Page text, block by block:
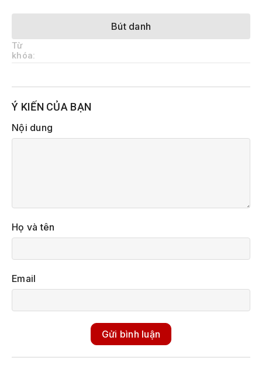
Bút danh
Từ
khóa:
Ý KIẾN CỦA BẠN
Nội dung
Họ và tên
Email
Gửi bình luận